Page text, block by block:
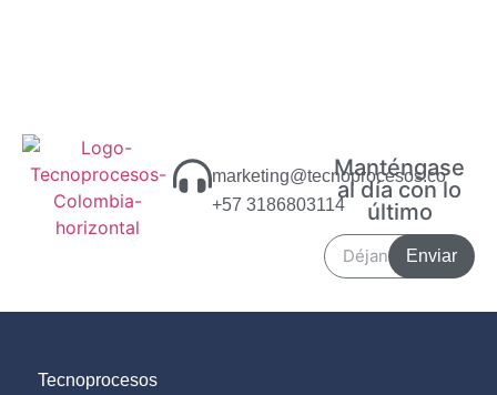
marketing@tecnoprocesos.co
+57 3186803114
Manténgase
al día con lo
último
Enviar
Tecnoprocesos